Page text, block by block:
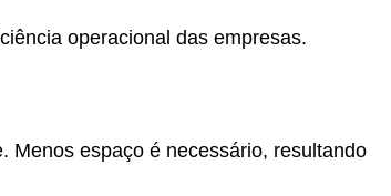
operacional das empresas.
Menos espaço é necessário, resultando